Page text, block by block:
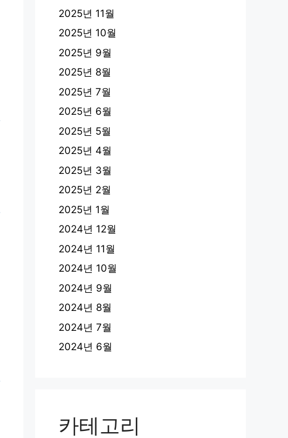
2025년 11월
2025년 10월
2025년 9월
2025년 8월
2025년 7월
2025년 6월
2025년 5월
2025년 4월
2025년 3월
2025년 2월
2025년 1월
2024년 12월
2024년 11월
2024년 10월
2024년 9월
2024년 8월
2024년 7월
2024년 6월
카테고리